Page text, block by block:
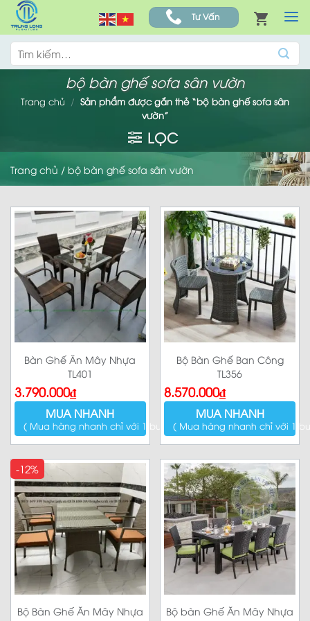
Skip
content
Tư Vấn
Tìm
kiếm:
bộ bàn ghế sofa sân vườn
Trang chủ / Sản phẩm được gắn thẻ “bộ bàn ghế sofa sân
vườn”
LỌC
Trang chủ / bộ bàn ghế sofa sân vườn
Bàn Ghế Ăn Mây Nhựa
TL401
3.790.000₫
MUA NHANH
( Mua hàng nhanh chỉ với 1 bước )
Bộ Bàn Ghế Ban Công
TL356
8.570.000₫
MUA NHANH
( Mua hàng nhanh chỉ với 1
-12%
Bộ Bàn Ghế Ăn Mây Nhựa
Bộ bàn Ghế Ăn Mây Nhựa